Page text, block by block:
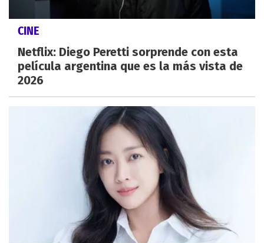
CINE
Netflix: Diego Peretti sorprende con esta
película argentina que es la más vista de
2026